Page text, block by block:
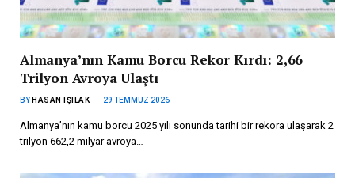
Almanya’nın Kamu Borcu Rekor Kırdı: 2,66
Trilyon Avroya Ulaştı
BY HASAN IŞILAK 29 TEMMUZ 2026
Almanya’nın kamu borcu 2025 yılı sonunda tarihi bir rekora ulaşarak 2
trilyon 662,2 milyar avroya…